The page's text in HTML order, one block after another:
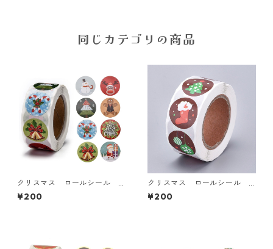
同じカテゴリの商品
クリスマス ロールシール
【SL-xmas-01】
¥200
クリスマス ロールシール
【SL-xmas-05】
¥200